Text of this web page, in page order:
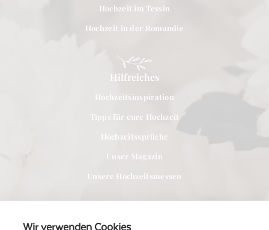
Wir verwenden Cookies
Hochzeit im Tessin
Hochzeit in der Romandie
Hilfreiches
Hochzeitsinspiration
Tipps für eure Hochzeit
Hochzeitssprüche
Unser Magazin
Unsere Hochzeitsmessen